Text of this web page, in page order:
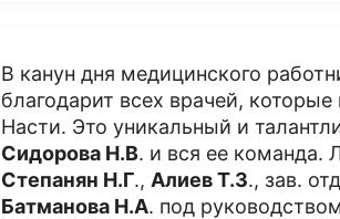
В канун дня медицинского
благодарит всех врачей,
Насти. Это уникальный и
Сидорова Н.В. и вся ее команда.
Степанян Н.Г., Алиев Т.З., зав.
Батманова Н.А. под